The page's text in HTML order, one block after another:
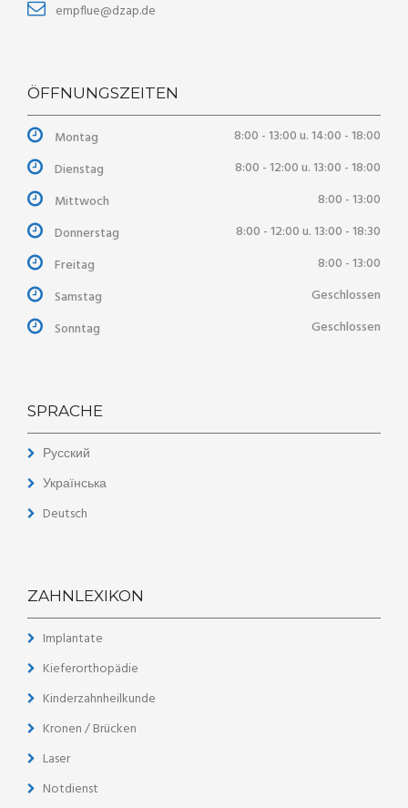
empflue@dzap.de
ÖFFNUNGSZEITEN
Montag
8:00 - 13:00 u. 14:00 - 18:00
Dienstag
8:00 - 12:00 u. 13:00 - 18:00
Mittwoch
8:00 - 13:00
Donnerstag
8:00 - 12:00 u. 13:00 - 18:30
Freitag
8:00 - 13:00
Samstag
Geschlossen
Sonntag
Geschlossen
SPRACHE
Русский
Українська
Deutsch
ZAHNLEXIKON
Implantate
Kieferorthopädie
Kinderzahnheilkunde
Kronen / Brücken
Laser
Notdienst